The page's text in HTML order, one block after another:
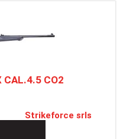
CAL.4.5 CO2
Strikeforce srls